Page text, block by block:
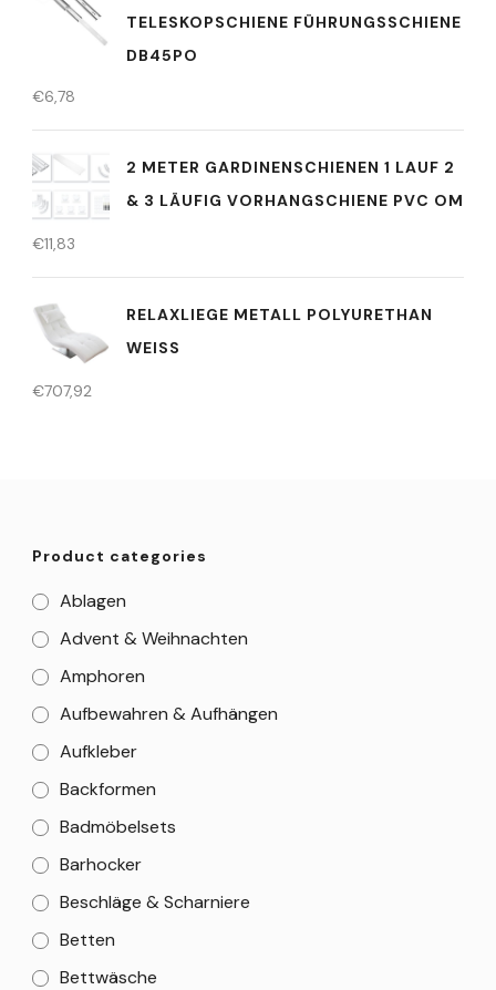
TELESKOPSCHIENE FÜHRUNGSSCHIENE
DB45PO
€6,78
2 METER GARDINENSCHIENEN 1 LAUF 2
& 3 LÄUFIG VORHANGSCHIENE PVC OM
€11,83
RELAXLIEGE METALL POLYURETHAN
WEISS
€707,92
Product categories
Ablagen
Advent & Weihnachten
Amphoren
Aufbewahren & Aufhängen
Aufkleber
Backformen
Badmöbelsets
Barhocker
Beschläge & Scharniere
Betten
Bettwäsche